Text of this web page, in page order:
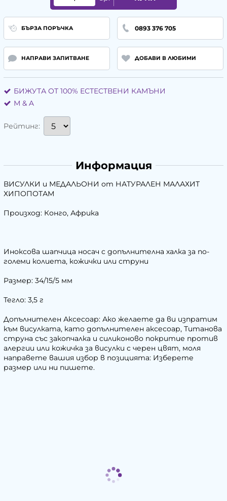
БЪРЗА ПОРЪЧКА 0893 376 705
НАПРАВИ ЗАПИТВАНЕ ДОБАВИ В ЛЮБИМИ
БИЖУТА ОТ 100% ЕСТЕСТВЕНИ КАМЪНИ
М & A
Рейтинг:
Информация
ВИСУЛКИ и МЕДАЛЬОНИ от НАТУРАЛЕН МАЛАХИТ
ХИПОПОТАМ
Произход: Конго, Африка
Иноксова шапчица носач с допълнителна халка за по-
голeми колиета, кожички или струни
Размер: 34/15/5 мм
Тегло: 3,5 г
Допълнителен Аксесоар: Ако желаете да ви изпратим
към висулката, като допълнителен аксесоар, Титанова
струна със закопчалка и силиконово покритие против
алергии или кожичка за висулки с черен цвят, моля
направете вашия избор в позицията: Изберете
размер или ни пишете.